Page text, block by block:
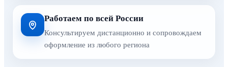
Работаем по всей России
Консультируем дистанционно и сопровождаем
оформление из любого региона